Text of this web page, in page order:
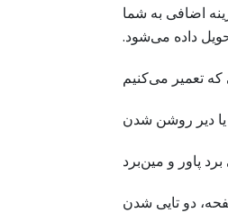
اضافی به شما
داده می‌شود.
که تعمیر می‌کنیم
دیر روشن شدن
پاور و مین‌برد
دو تایی شدن